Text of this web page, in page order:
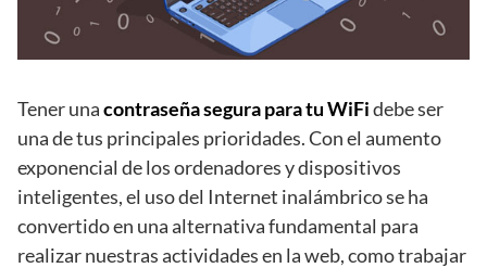
Tener unacontraseña segura para tu WiFidebe ser
una de tus principales prioridades. Con el aumento
exponencial de los ordenadores y dispositivos
inteligentes, el uso del Internet inalámbrico se ha
convertido en una alternativa fundamental para
realizar nuestras actividades en la web, como trabajar